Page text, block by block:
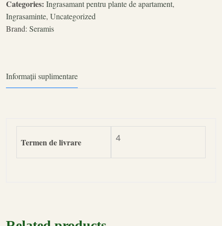
Categories: Ingrasamant pentru plante de apartament,
Ingrasaminte, Uncategorized
Brand: Seramis
Informații suplimentare
Termen de livrare 4